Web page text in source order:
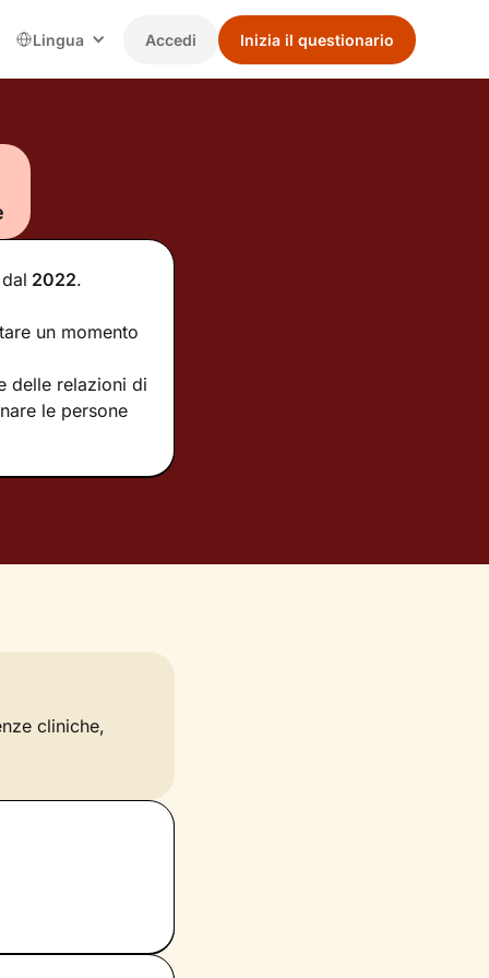
Lingua Accedi Inizia il questionario
dal 2022.
un momento
delle relazioni di
le persone
cliniche,